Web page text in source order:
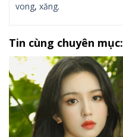
vong, xăng.
Tin cùng chuyên mục: